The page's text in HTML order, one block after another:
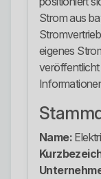
Strom aus
eigenes
Name: